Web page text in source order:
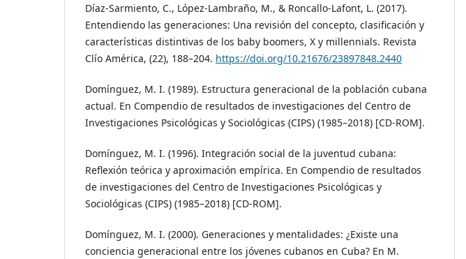
Díaz-Sarmiento, C., López-Lambraño, M., & Roncallo-Lafont, L. (2017).
Entendiendo las generaciones: Una revisión del concepto, clasificación y
características distintivas de los baby boomers, X y millennials. Revista
Clío América, (22), 188–204. https://doi.org/10.21676/23897848.2440
Domínguez, M. I. (1989). Estructura generacional de la población cubana
actual. En Compendio de resultados de investigaciones del Centro de
Investigaciones Psicológicas y Sociológicas (CIPS) (1985–2018) [CD-ROM].
Domínguez, M. I. (1996). Integración social de la juventud cubana:
Reflexión teórica y aproximación empírica. En Compendio de resultados
de investigaciones del Centro de Investigaciones Psicológicas y
Sociológicas (CIPS) (1985–2018) [CD-ROM].
Domínguez, M. I. (2000). Generaciones y mentalidades: ¿Existe una
conciencia generacional entre los jóvenes cubanos en Cuba? En M.